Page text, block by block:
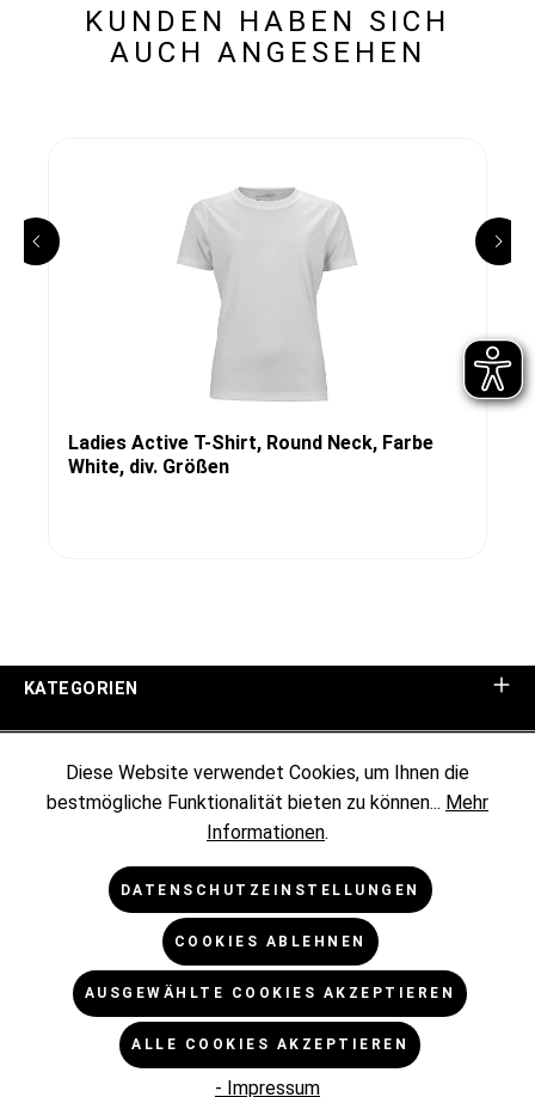
KUNDEN HABEN SICH
AUCH ANGESEHEN
Ladies Active T-Shirt, Round Neck, Farbe
White, div. Größen
KATEGORIEN
KUNDENINFORMATIONEN
RECHTLICHES
* Alle Preise exkl. gesetzl. Mehrwertsteuer zzgl.
Versandkosten
und ggf. Nachnahmegebühren, wenn nicht
anders angegeben.
Diese Website verwendet Cookies, um Ihnen die
bestmögliche Funktionalität bieten zu können... Mehr
Informationen.
DATENSCHUTZEINSTELLUNGEN
COOKIES ABLEHNEN
AUSGEWÄHLTE COOKIES AKZEPTIEREN
ALLE COOKIES AKZEPTIEREN
- Impressum